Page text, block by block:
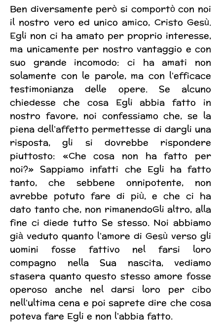
Ben diversamente però si comportò con noi
il nostro vero ed unico amico, Cristo Gesù.
Egli non ci ha amato per proprio interesse,
ma unicamente per nostro vantaggio e con
suo grande incomodo: ci ha amati non
solamente con le parole, ma con l’efficace
testimonianza delle opere. Se alcuno
chiedesse che cosa Egli abbia fatto in
nostro favore, noi confessiamo che, se la
piena dell’affetto permettesse di dargli una
risposta, gli si dovrebbe rispondere
piuttosto: «Che cosa non ha fatto per
noi?» Sappiamo infatti che Egli ha fatto
tanto, che sebbene onnipotente, non
avrebbe potuto fare di più, e che ci ha
dato tanto che, non rimanendoGli altro, alla
fine ci diede tutto Se stesso. Noi abbiamo
già veduto quanto l’amore di Gesù verso gli
uomini fosse fattivo nel farsi loro
compagno nella Sua nascita, vediamo
stasera quanto questo stesso amore fosse
operoso anche nel darsi loro per cibo
nell’ultima cena e poi saprete dire che cosa
poteva fare Egli e non l’abbia fatto.